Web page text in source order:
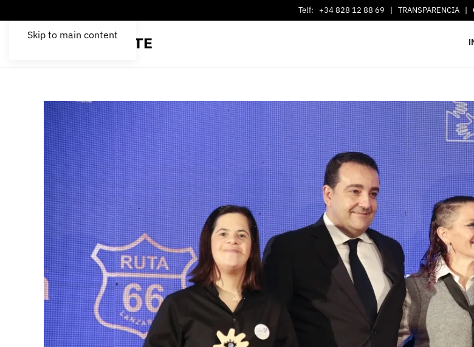
Telf: +34 828 12 88 69 | TRANSPARENCIA |
Skip to main content